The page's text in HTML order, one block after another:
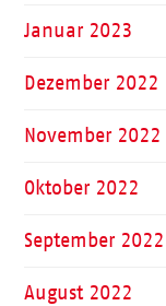
Januar 2023
Dezember 2022
November 2022
Oktober 2022
September 2022
August 2022